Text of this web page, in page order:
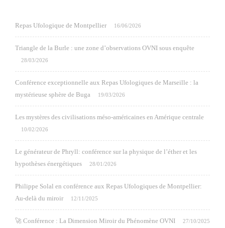
Repas Ufologique de Montpellier 16/06/2026
Triangle de la Burle : une zone d’observations OVNI sous enquête
28/03/2026
Conférence exceptionnelle aux Repas Ufologiques de Marseille : la
mystérieuse sphère de Buga
19/03/2026
Les mystères des civilisations méso-américaines en Amérique centrale
10/02/2026
Le générateur de Phryll: conférence sur la physique de l’éther et les
hypothèses énergétiques
28/01/2026
Philippe Solal en conférence aux Repas Ufologiques de Montpellier:
Au-delà du miroir
12/11/2025
🚀 Conférence : La Dimension Miroir du Phénomène OVNI 27/10/2025